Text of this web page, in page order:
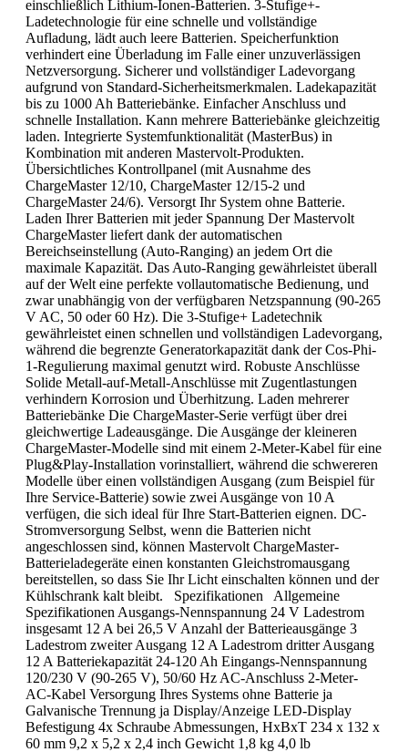
einschließlich Lithium-Ionen-Batterien. 3-Stufige+-
Ladetechnologie für eine schnelle und vollständige
Aufladung, lädt auch leere Batterien. Speicherfunktion
verhindert eine Überladung im Falle einer unzuverlässigen
Netzversorgung. Sicherer und vollständiger Ladevorgang
aufgrund von Standard-Sicherheitsmerkmalen. Ladekapazität
bis zu 1000 Ah Batteriebänke. Einfacher Anschluss und
schnelle Installation. Kann mehrere Batteriebänke gleichzeitig
laden. Integrierte Systemfunktionalität (MasterBus) in
Kombination mit anderen Mastervolt-Produkten.
Übersichtliches Kontrollpanel (mit Ausnahme des
ChargeMaster 12/10, ChargeMaster 12/15-2 und
ChargeMaster 24/6). Versorgt Ihr System ohne Batterie.
Laden Ihrer Batterien mit jeder Spannung Der Mastervolt
ChargeMaster liefert dank der automatischen
Bereichseinstellung (Auto-Ranging) an jedem Ort die
maximale Kapazität. Das Auto-Ranging gewährleistet überall
auf der Welt eine perfekte vollautomatische Bedienung, und
zwar unabhängig von der verfügbaren Netzspannung (90-265
V AC, 50 oder 60 Hz). Die 3-Stufige+ Ladetechnik
gewährleistet einen schnellen und vollständigen Ladevorgang,
während die begrenzte Generatorkapazität dank der Cos-Phi-
1-Regulierung maximal genutzt wird. Robuste Anschlüsse
Solide Metall-auf-Metall-Anschlüsse mit Zugentlastungen
verhindern Korrosion und Überhitzung. Laden mehrerer
Batteriebänke Die ChargeMaster-Serie verfügt über drei
gleichwertige Ladeausgänge. Die Ausgänge der kleineren
ChargeMaster-Modelle sind mit einem 2-Meter-Kabel für eine
Plug&Play-Installation vorinstalliert, während die schwereren
Modelle über einen vollständigen Ausgang (zum Beispiel für
Ihre Service-Batterie) sowie zwei Ausgänge von 10 A
verfügen, die sich ideal für Ihre Start-Batterien eignen. DC-
Stromversorgung Selbst, wenn die Batterien nicht
angeschlossen sind, können Mastervolt ChargeMaster-
Batterieladegeräte einen konstanten Gleichstromausgang
bereitstellen, so dass Sie Ihr Licht einschalten können und der
Kühlschrank kalt bleibt. Spezifikationen Allgemeine
Spezifikationen Ausgangs-Nennspannung 24 V Ladestrom
insgesamt 12 A bei 26,5 V Anzahl der Batterieausgänge 3
Ladestrom zweiter Ausgang 12 A Ladestrom dritter Ausgang
12 A Batteriekapazität 24-120 Ah Eingangs-Nennspannung
120/230 V (90-265 V), 50/60 Hz AC-Anschluss 2-Meter-
AC-Kabel Versorgung Ihres Systems ohne Batterie ja
Galvanische Trennung ja Display/Anzeige LED-Display
Befestigung 4x Schraube Abmessungen, HxBxT 234 x 132 x
60 mm 9,2 x 5,2 x 2,4 inch Gewicht 1,8 kg 4,0 lb